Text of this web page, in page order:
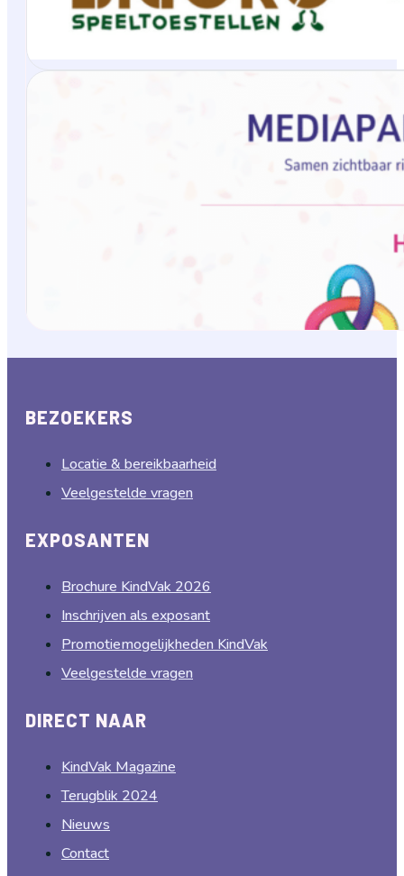
BEZOEKERS
Locatie & bereikbaarheid
Veelgestelde vragen
EXPOSANTEN
Brochure KindVak 2026
Inschrijven als exposant
Promotiemogelijkheden KindVak
Veelgestelde vragen
DIRECT NAAR
KindVak Magazine
Terugblik 2024
Nieuws
Contact